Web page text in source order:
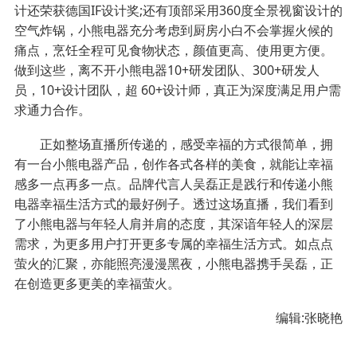
计还荣获德国IF设计奖;还有顶部采用360度全景视窗设计的
空气炸锅，小熊电器充分考虑到厨房小白不会掌握火候的
痛点，烹饪全程可见食物状态，颜值更高、使用更方便。
做到这些，离不开小熊电器10+研发团队、300+研发人
员，10+设计团队，超 60+设计师，真正为深度满足用户需
求通力合作。
正如整场直播所传递的，感受幸福的方式很简单，拥
有一台小熊电器产品，创作各式各样的美食，就能让幸福
感多一点再多一点。品牌代言人吴磊正是践行和传递小熊
电器幸福生活方式的最好例子。透过这场直播，我们看到
了小熊电器与年轻人肩并肩的态度，其深谙年轻人的深层
需求，为更多用户打开更多专属的幸福生活方式。如点点
萤火的汇聚，亦能照亮漫漫黑夜，小熊电器携手吴磊，正
在创造更多更美的幸福萤火。
编辑:张晓艳